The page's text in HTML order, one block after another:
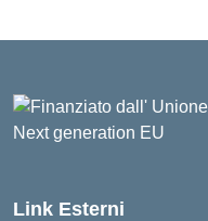
Link Esterni